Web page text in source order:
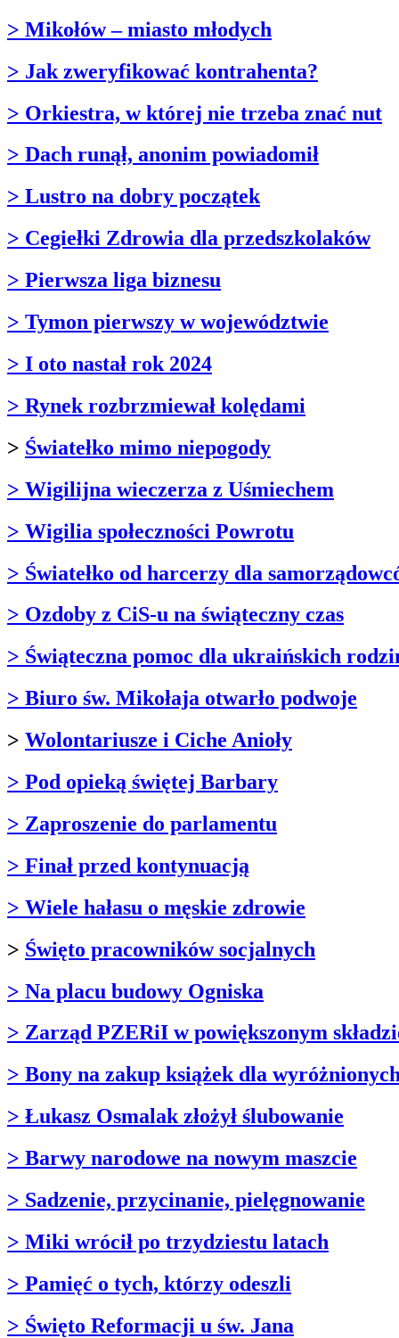
> Mikołów – miasto młodych
> Jak zweryfikować kontrahenta?
> Orkiestra, w której nie trzeba znać nut
> Dach runął, anonim powiadomił
> Lustro na dobry początek
> Cegiełki Zdrowia dla przedszkolaków
> Pierwsza liga biznesu
> Tymon pierwszy w województwie
> I oto nastał rok 2024
> Rynek rozbrzmiewał kolędami
> Światełko mimo niepogody
> Wigilijna wieczerza z Uśmiechem
> Wigilia społeczności Powrotu
> Światełko od harcerzy dla
> Ozdoby z CiS-u na świąteczny czas
> Świąteczna pomoc dla ukraińskich
> Biuro św. Mikołaja otwarło podwoje
> Wolontariusze i Ciche Anioły
> Pod opieką świętej Barbary
> Zaproszenie do parlamentu
> Finał przed kontynuacją
> Wiele hałasu o męskie zdrowie
> Święto pracowników socjalnych
> Na placu budowy Ogniska
> Zarząd PZERiI w powiększonym
> Bony na zakup książek dla
> Łukasz Osmalak złożył ślubowanie
> Barwy narodowe na nowym maszcie
> Sadzenie, przycinanie, pielęgnowanie
> Miki wrócił po trzydziestu latach
> Pamięć o tych, którzy odeszli
> Święto Reformacji u św. Jana